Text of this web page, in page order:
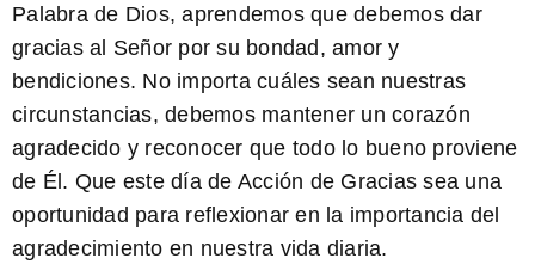
Palabra de Dios, aprendemos que debemos dar
gracias al Señor por su bondad, amor y
bendiciones. No importa cuáles sean nuestras
circunstancias, debemos mantener un corazón
agradecido y reconocer que todo lo bueno proviene
de Él. Que este día de Acción de Gracias sea una
oportunidad para reflexionar en la importancia del
agradecimiento en nuestra vida diaria.